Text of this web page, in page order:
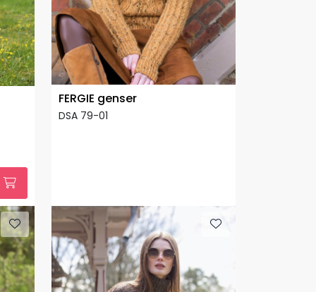
FERGIE genser
DSA 79-01